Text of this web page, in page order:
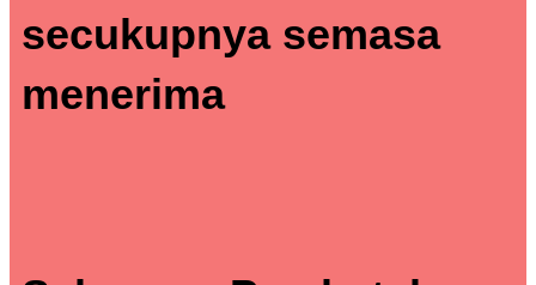
secukupnya semasa
menerima